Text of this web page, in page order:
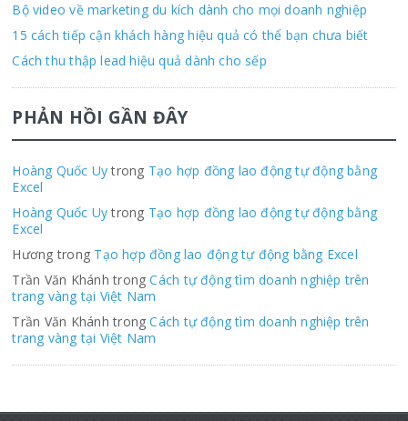
Bộ video về marketing du kích dành cho mọi doanh nghiệp
15 cách tiếp cận khách hàng hiệu quả có thể bạn chưa biết
Cách thu thập lead hiệu quả dành cho sếp
PHẢN HỒI GẦN ĐÂY
Hoàng Quốc Uytrong Tạo hợp đồng lao động tự động bằng
Excel
Hoàng Quốc Uytrong Tạo hợp đồng lao động tự động bằng
Excel
Hương trong Tạo hợp đồng lao động tự động bằng Excel
Trần Văn Khánh trongCách tự động tìm doanh nghiệp trên
trang vàng tại Việt Nam
Trần Văn Khánh trongCách tự động tìm doanh nghiệp trên
trang vàng tại Việt Nam